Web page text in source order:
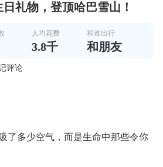
礼物，登顶哈巴雪山！
人均花费
3.8千
和谁出行
和朋友
评论
了多少空气，而是生命中那些令你